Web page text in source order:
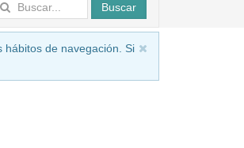
Buscar
hábitos de navegación. Si